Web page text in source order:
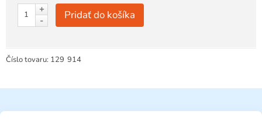
+
-
Pridať do košíka
Číslo tovaru: 129 914